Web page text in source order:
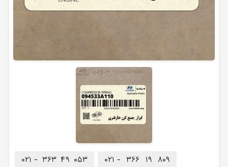
۰۲۱ - ۳۶۶ ۱۹ ۸۰۹
۰۲۱ - ۳۶۳ ۴۹ ۰۵۳